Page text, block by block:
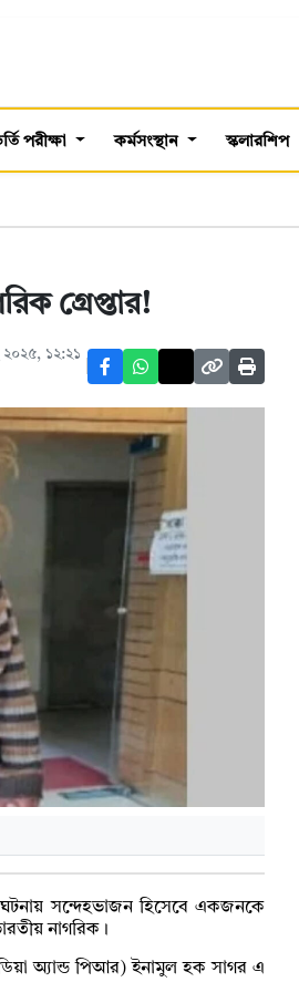
পরীক্ষা কর্মসংস্থান স্কলারশিপ
গ্রেপ্তার!
১২:২১
ঘটনায় সন্দেহভাজন হিসেবে একজনকে
নাগরিক।
অ্যান্ড পিআর) ইনামুল হক সাগর এ